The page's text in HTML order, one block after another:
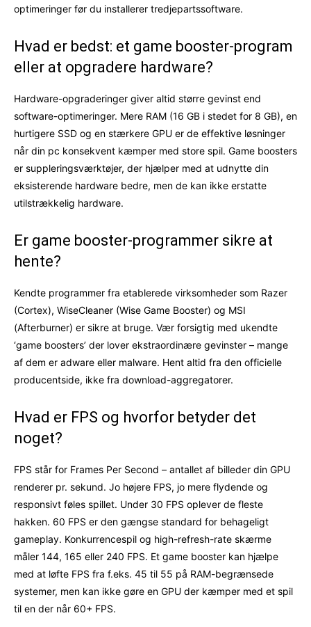
optimeringer før du installerer tredjepartssoftware.
Hvad er bedst: et game booster-program
eller at opgradere hardware?
Hardware-opgraderinger giver altid større gevinst end
software-optimeringer. Mere RAM (16 GB i stedet for 8 GB), en
hurtigere SSD og en stærkere GPU er de effektive løsninger
når din pc konsekvent kæmper med store spil. Game boosters
er suppleringsværktøjer, der hjælper med at udnytte din
eksisterende hardware bedre, men de kan ikke erstatte
utilstrækkelig hardware.
Er game booster-programmer sikre at
hente?
Kendte programmer fra etablerede virksomheder som Razer
(Cortex), WiseCleaner (Wise Game Booster) og MSI
(Afterburner) er sikre at bruge. Vær forsigtig med ukendte
‘game boosters’ der lover ekstraordinære gevinster – mange
af dem er adware eller malware. Hent altid fra den officielle
producentside, ikke fra download-aggregatorer.
Hvad er FPS og hvorfor betyder det
noget?
FPS står for Frames Per Second – antallet af billeder din GPU
renderer pr. sekund. Jo højere FPS, jo mere flydende og
responsivt føles spillet. Under 30 FPS oplever de fleste
hakken. 60 FPS er den gængse standard for behageligt
gameplay. Konkurrencespil og high-refresh-rate skærme
måler 144, 165 eller 240 FPS. Et game booster kan hjælpe
med at løfte FPS fra f.eks. 45 til 55 på RAM-begrænsede
systemer, men kan ikke gøre en GPU der kæmper med et spil
til en der når 60+ FPS.